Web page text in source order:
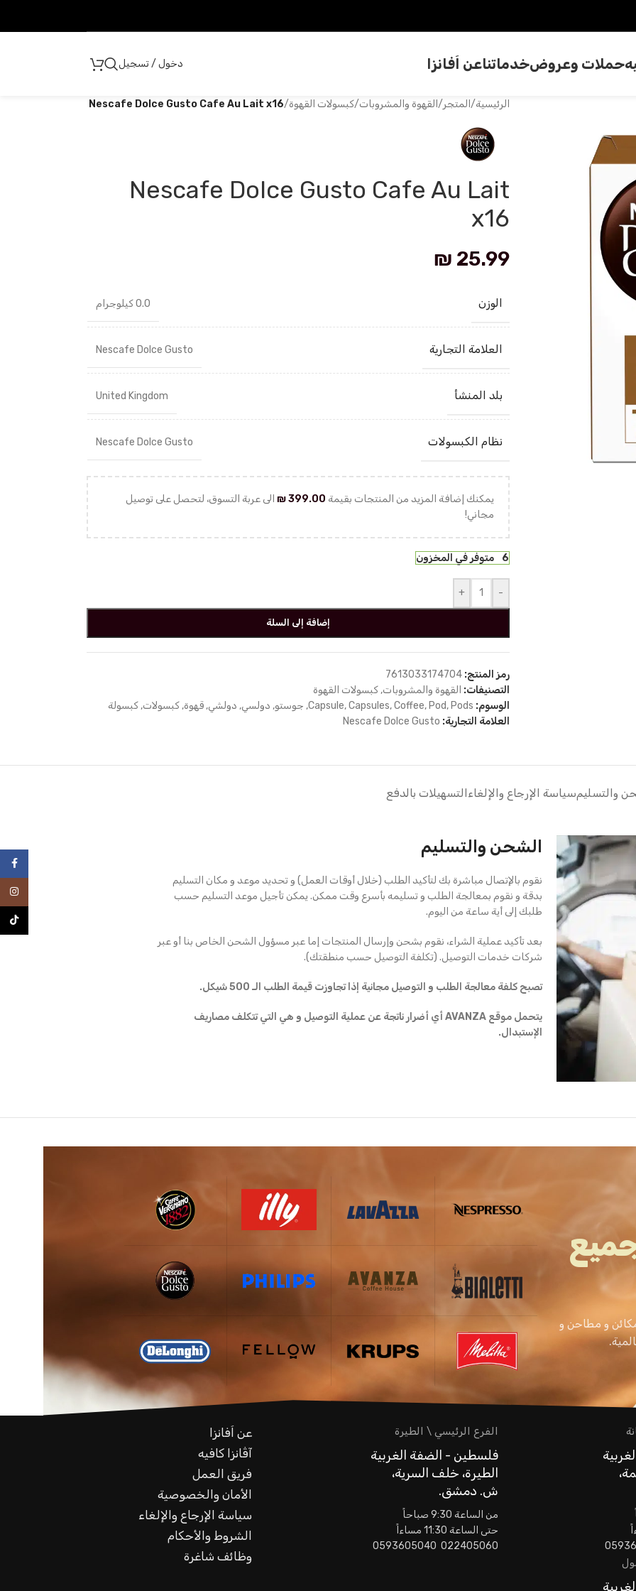
حملات وعروضخدماتناعن اَفانزا دخول / تسجيل
الرئيسية/المتجر/القهوة والمشروبات/كبسولات القهوة/
Nescafe Dolce Gusto Cafe Au Lait x16
Nescafe Dolce Gusto Cafe Au Lait
x16
₪ 25.99
الوزن 0.0 كيلوجرام
العلامة التجارية Nescafe Dolce Gusto
بلد المنشأ United Kingdom
نظام الكبسولات Nescafe Dolce Gusto
يمكنك إضافة المزيد من المنتجات بقيمة ₪399.00
الى عربة التسوق، لتحصل على توصيل
مجاني!
6 متوفر في المخزون
-
+
إضافة إلى السلة
رمز المنتج: 7613033174704
التصنيفات: القهوة والمشروبات, كبسولات القهوة
الوسوم:
Capsule,Capsules,Coffee, Pod, Pods
, جوستو, دولسي, دولشي, قهوة, كبسولات, كبسولة
العلامة التجارية: Nescafe Dolce Gusto
والتسليمسياسة الإرجاع والإلغاءالتسهيلات بالدفع
الشحن والتسليم
نقوم بالإتصال مباشرة بك لتأكيد الطلب (خلال أوقات العمل) و تحديد موعد و مكان التسليم
بدقة و نقوم بمعالجة الطلب و تسليمه بأسرع وقت ممكن. يمكن تأجيل موعد التسليم حسب
طلبك إلى أية ساعة من اليوم.
بعد تأكيد عملية الشراء، نقوم بشحن وإرسال المنتجات إما عبر مسؤول الشحن الخاص بنا أو عبر
شركات خدمات التوصيل. (تكلفة التوصيل حسب منطقتك).
تصبح كلفة معالجة الطلب و التوصيل مجانية إذا تجاوزت قيمة الطلب الـ 500 شيكل.
يتحمل موقع AVANZA أي أضرار ناتجة عن عملية التوصيل و هي التي تتكلف مصاريف
الإستبدال.
و مطاحن و
الفرع الرئيسي \ الطيرة
فلسطين - الضفة الغربية
الطيرة، خلف السرية،
ش. دمشق.
من الساعة 9:30 صباحاً
حتى الساعة 11:30 مساءاً
022405060 0593605040
عن اَفانزا
آڤانزا كافيه
فريق العمل
الأمان والخصوصية
سياسة الإرجاع والإلغاء
الشروط والأحكام
وظائف شاغرة